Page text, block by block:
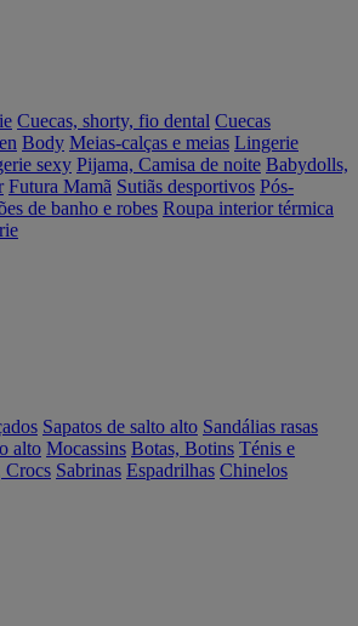
Cuecas, shorty, fio dental Cuecas
Body Meias-calças e meias Lingerie
sexy Pijama, Camisa de noite Babydolls,
Futura Mamã Sutiãs desportivos Pós-
de banho e robes Roupa interior térmica
Sapatos de salto alto Sandálias rasas
alto Mocassins Botas, Botins Ténis e
Crocs Sabrinas Espadrilhas Chinelos